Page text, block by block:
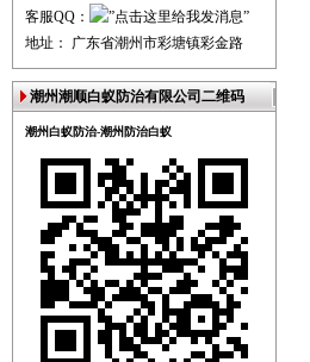
客服QQ：
地址： 广东省潮州市彩塘镇彩金路
潮州潮顺白蚁防治有限公司二维码
潮州白蚁防治-潮州防治白蚁